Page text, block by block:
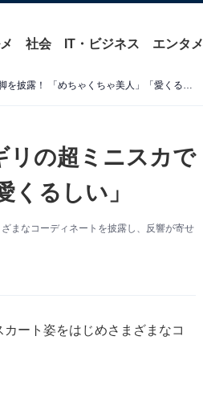
社会 IT・ビジネス エンタメ
「美しすぎる」板野友美、太ももギリギリの超ミニスカで美脚を披露！ 「めちゃくちゃ美人」「愛くるしい」
リの超ミニスカで
くるしい」
まなコーディネートを披露し、反響が寄せ
ート姿をはじめさまざまなコ